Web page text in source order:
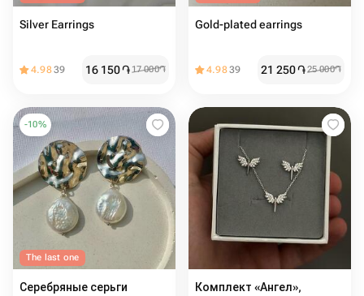
Silver Earrings
4.9839 16 150֏17 000֏
Gold-plated earrings
4.9839 21 250֏25 000֏
-10%
The last one
Серебряные серьги
Комплект «Ангел»,